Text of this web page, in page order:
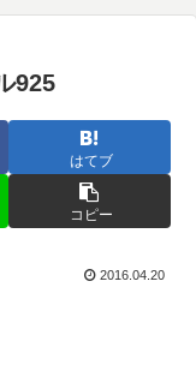
925
はてブ
コピー
2016.04.20